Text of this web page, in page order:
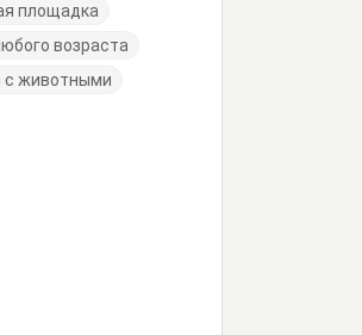
площадка
возраста
животными